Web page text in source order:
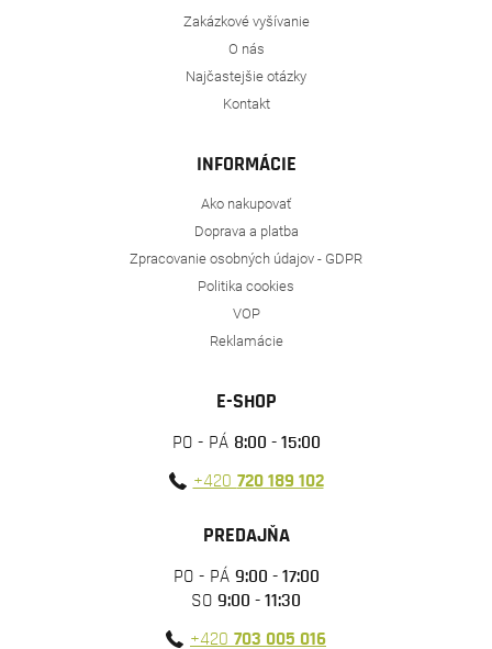
Zakázkové vyšívanie
O nás
Najčastejšie otázky
Kontakt
INFORMÁCIE
Ako nakupovať
Doprava a platba
Zpracovanie osobných údajov - GDPR
Politika cookies
VOP
Reklamácie
E-SHOP
PO - PÁ 8:00 - 15:00
+420 720 189 102
PREDAJŇA
PO - PÁ 9:00 - 17:00
SO 9:00 - 11:30
+420 703 005 016